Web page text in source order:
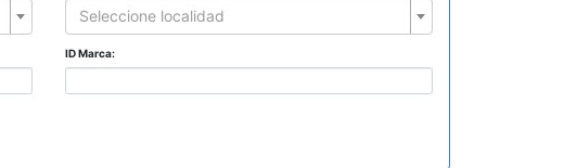
Seleccione localidad
ID Marca: